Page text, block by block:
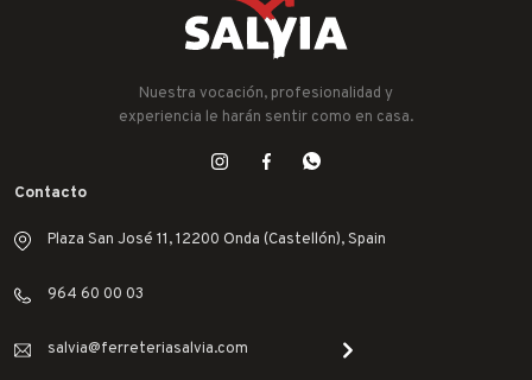
Nuestra vocación, profesionalidad y
experiencia le harán sentir como en casa.
Contacto
Plaza San José 11, 12200 Onda (Castellón), Spain
964 60 00 03
salvia@ferreteriasalvia.com